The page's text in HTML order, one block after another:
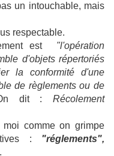
un intouchable, mais
respectable.
est "l'opération
d'objets répertoriés
la conformité d'une
de règlements ou de
dit :Récolement
moi comme on grimpe
: "réglements",